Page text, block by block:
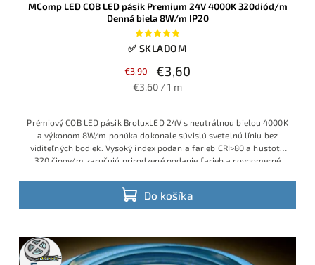
MComp LED COB LED pásik Premium 24V 4000K 320diód/m
Denná biela 8W/m IP20
✅ SKLADOM
€3,90 €3,60
€3,60 / 1 m
Do košíka
Prémiový COB LED pásik BroluxLED 24V s neutrálnou bielou 4000K
a výkonom 8W/m ponúka dokonale súvislú svetelnú líniu bez
viditeľných bodiek. Vysoký index podania farieb CRI>80 a hustota
320 čipov/m zaručujú prirodzené podanie farieb a rovnomerné
5m
rolka